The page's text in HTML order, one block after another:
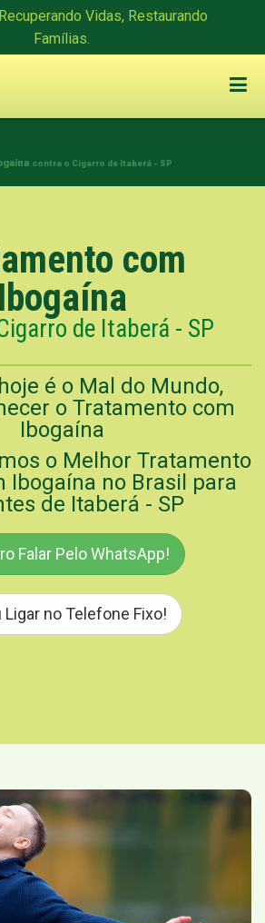
Recuperando Vidas, Restaurando
Famílias.
contra o Cigarro de Itaberá - SP
com
Ibogaína
de Itaberá - SP
é o Mal do Mundo,
o Tratamento com
Ibogaína
o Melhor Tratamento
Ibogaína no Brasil para
de Itaberá - SP
Falar Pelo WhatsApp!
no Telefone Fixo!